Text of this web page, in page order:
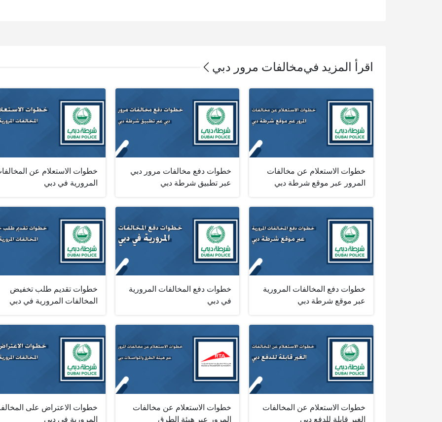
اقرأ المزيد فيمخالفات مرور دبي
خطوات الاستعلام عن مخالفات
المرور عبر موقع شرطة دبي
خطوات دفع مخالفات مرور دبي
عبر تطبيق شرطة دبي
خطوات الاستعلام عن
المرورية في دبي
خطوات دفع المخالفات المرورية
عبر موقع شرطة دبي
خطوات دفع المخالفات المرورية
في دبي
خطوات تقديم طلب تخفيض
المخالفات المرورية في دبي
خطوات الاستعلام عن المخالفات
الغير قابلة للدفع دبي
خطوات الاستعلام عن مخالفات
المرور عبر هيئة الطرق
خطوات الاعتراض على
المرورية في دبي